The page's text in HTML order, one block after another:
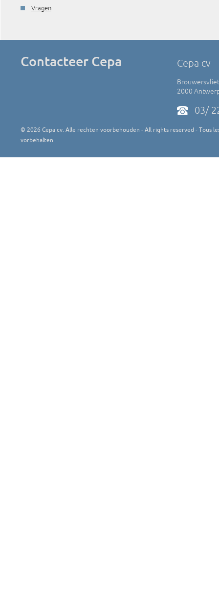
Vragen
Contacteer Cepa Cepa cv
2000
03/
© 2026 Cepa cv. Alle rechten voorbehouden - All rights reserved - Tous
vorbehalten